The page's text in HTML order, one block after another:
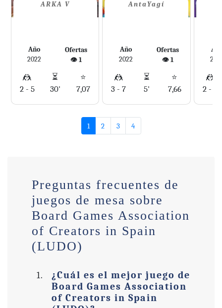
ARKA V
Año
2022
Ofertas
👁️ 1
🤼
2 - 5
⏳
30'
⭐
7,07
AntaYagí
Año
2022
Ofertas
👁️ 1
🤼
3 - 7
⏳
5'
⭐
7,66
🤼
2 - 4
1 2 3 4
Preguntas frecuentes de
juegos de mesa sobre
Board Games Association
of Creators in Spain
(LUDO)
¿Cuál es el mejor juego de
Board Games Association
of Creators in Spain